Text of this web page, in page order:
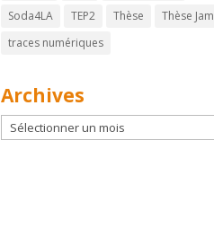
Soda4LA
TEP2 Thèse
Thèse Jam
traces numériques
Archives
Archives